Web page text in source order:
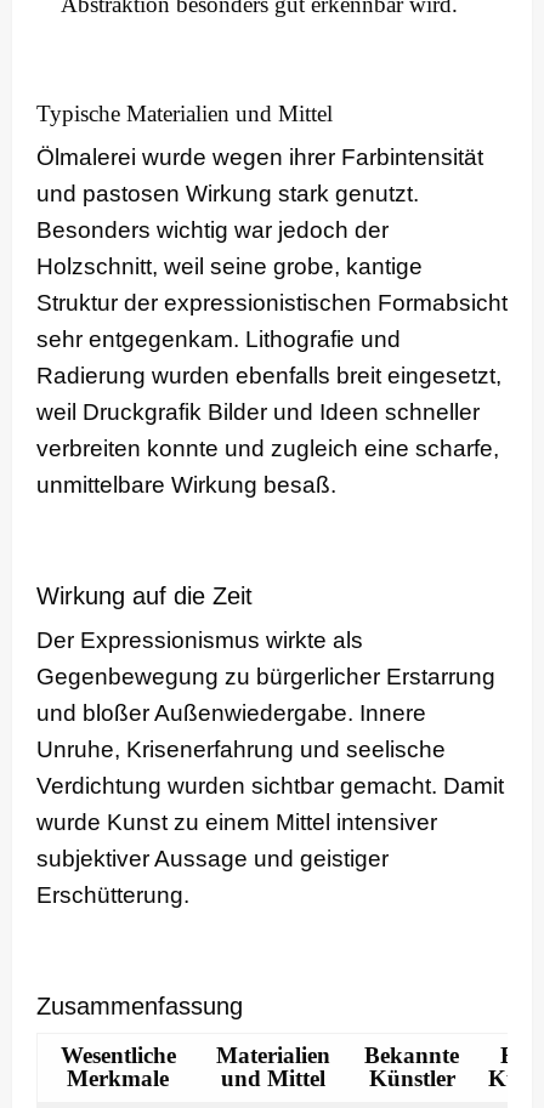
Typische Materialien und Mittel
Ölmalerei wurde wegen ihrer Farbintensität
und pastosen Wirkung stark genutzt.
Besonders wichtig war jedoch der
Holzschnitt, weil seine grobe, kantige
Struktur der expressionistischen Formabsicht
sehr entgegenkam. Lithografie und
Radierung wurden ebenfalls breit eingesetzt,
weil Druckgrafik Bilder und Ideen schneller
verbreiten konnte und zugleich eine scharfe,
unmittelbare Wirkung besaß.
Wirkung auf die Zeit
Der Expressionismus wirkte als
Gegenbewegung zu bürgerlicher Erstarrung
und bloßer Außenwiedergabe. Innere
Unruhe, Krisenerfahrung und seelische
Verdichtung wurden sichtbar gemacht. Damit
wurde Kunst zu einem Mittel intensiver
subjektiver Aussage und geistiger
Erschütterung.
Zusammenfassung
Wesentliche
Merkmale
Materialien
und Mittel
Bekannte
Künstler